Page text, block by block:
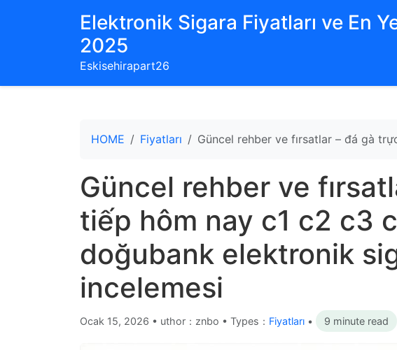
Elektronik Sigara Fiyatları ve En
2025
Eskisehirapart26
HOME Fiyatları Güncel rehber ve fırsatlar – đá gà
Güncel rehber ve
tiếp hôm nay c1 c2 c3
doğubank elektronik
incelemesi
Ocak 15, 2026 • uthor：znbo • Types： Fiyatları • 9 minute read